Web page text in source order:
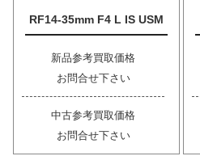
RF14-35mm F4 L IS USM
新品参考買取価格
お問合せ下さい
中古参考買取価格
お問合せ下さい